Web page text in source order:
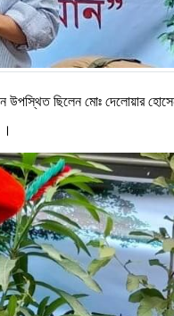
ছিলেন মোঃ দেলোয়ার